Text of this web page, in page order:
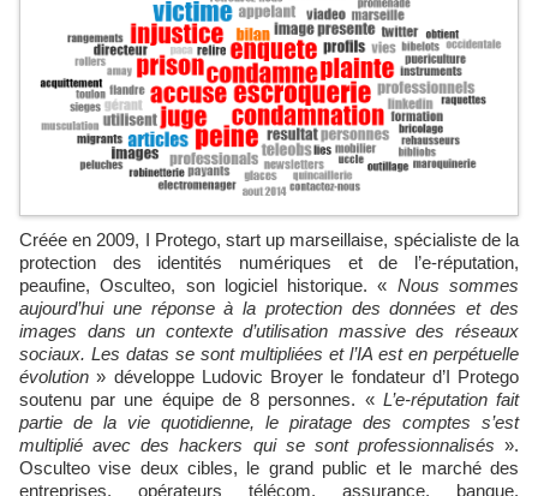
Créée en 2009, I Protego, start up marseillaise, spécialiste de la
protection des identités numériques et de l’e-réputation,
peaufine, Osculteo, son logiciel historique. « Nous sommes
aujourd’hui une réponse à la protection des données et des
images dans un contexte d’utilisation massive des réseaux
sociaux. Les datas se sont multipliées et l’IA est en perpétuelle
évolution» développe Ludovic Broyer le fondateur d’I Protego
soutenu par une équipe de 8 personnes. « L’e-réputation fait
partie de la vie quotidienne, le piratage des comptes s’est
multiplié avec des hackers qui se sont professionnalisés ».
Osculteo vise deux cibles, le grand public et le marché des
entreprises, opérateurs télécom, assurance, banque,